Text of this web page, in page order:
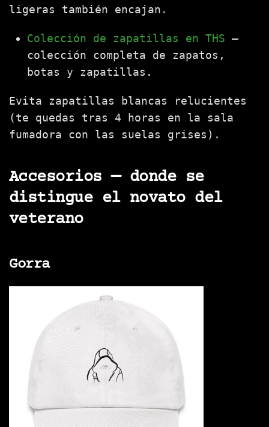
ligeras también encajan.
Colección de zapatillas en THS —
colección completa de zapatos,
botas y zapatillas.
Evita zapatillas blancas relucientes
(te quedas tras 4 horas en la sala
fumadora con las suelas grises).
Accesorios — donde se
distingue el novato del
veterano
Gorra